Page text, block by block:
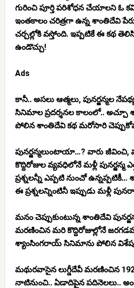
గురించి పూర్తి పరిశోధన చేయాలని ఓ
ఇంతకాలం చరిత్రగా ఉన్న శాంతిదేవి
చర్చల్లోకి వస్తోంది. ఇప్పటికే ఈ కథ
ఉండొచ్చు!
Ads
కానీ.. అసలు ఆత్మలు, పునర్జన్మల
సినిమాల ప్రదర్శనల కాలంలో.. అచ్చూ
పోలిన శాంతిదేవి కథ మరోసారి
పునర్జన్మలుంటాయా…? వారు
కొద్దిరోజుల వ్యవధిలోనే మళ్లీ
ప్రశ్నలన్నీ ఎప్పటి నుంచో
ఈ ప్రశ్నలన్నింటినీ ఇప్పుడు మళ్లీ
మనం చెప్పుకుంటున్న శాంతిదేవి
మరణించిన మరి కొద్దిరోజుల్లోనే
శ్యాంసింగరాయ్ సినిమాను పోలిన
మథురవాసైన లుగ్డీదేవీ మరణించిన
నాటినుంచి.. ఏడాదిపైన పదినెలలు..